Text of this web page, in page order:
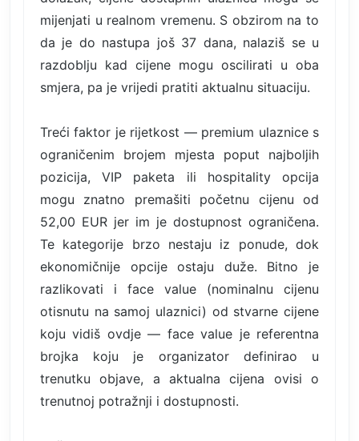
mijenjati u realnom vremenu. S obzirom na to
da je do nastupa još 37 dana, nalaziš se u
razdoblju kad cijene mogu oscilirati u oba
smjera, pa je vrijedi pratiti aktualnu situaciju.
Treći faktor je rijetkost — premium ulaznice s
ograničenim brojem mjesta poput najboljih
pozicija, VIP paketa ili hospitality opcija
mogu znatno premašiti početnu cijenu od
52,00 EUR jer im je dostupnost ograničena.
Te kategorije brzo nestaju iz ponude, dok
ekonomičnije opcije ostaju duže. Bitno je
razlikovati i face value (nominalnu cijenu
otisnutu na samoj ulaznici) od stvarne cijene
koju vidiš ovdje — face value je referentna
brojka koju je organizator definirao u
trenutku objave, a aktualna cijena ovisi o
trenutnoj potražnji i dostupnosti.